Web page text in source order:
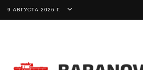
9 АВГУСТА 2026 Г.